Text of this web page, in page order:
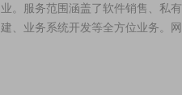
业。服务范围涵盖了软件销售、私
建、业务系统开发等全方位业务。